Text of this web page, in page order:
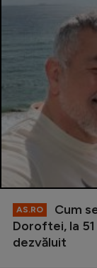
AS.RO
Cum
Doroftei, la
dezvăluit